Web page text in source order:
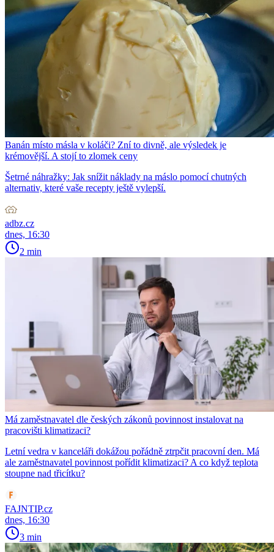
Banán místo másla v koláči? Zní to divně, ale výsledek je
krémovější. A stojí to zlomek ceny
Šetrné náhražky: Jak snížit náklady na máslo pomocí chutných
alternativ, které vaše recepty ještě vylepší.
adbz.cz
dnes, 16:30
2 min
Má zaměstnavatel dle českých zákonů povinnost instalovat na
pracovišti klimatizaci?
Letní vedra v kanceláři dokážou pořádně ztrpčit pracovní den. Má
ale zaměstnavatel povinnost pořídit klimatizaci? A co když teplota
stoupne nad třicítku?
FAJNTIP.cz
dnes, 16:30
3 min